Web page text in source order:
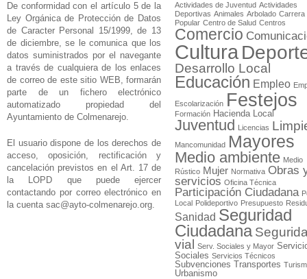
De conformidad con el artículo 5 de la
Ley Orgánica de Protección de Datos
de Caracter Personal 15/1999, de 13
de diciembre, se le comunica que los
datos suministrados por el navegante
a través de cualquiera de los enlaces
de correo de este sitio WEB, formarán
parte de un fichero electrónico
automatizado propiedad del
Ayuntamiento de Colmenarejo.
El usuario dispone de los derechos de
acceso, oposición, rectificación y
cancelación previstos en el Art. 17 de
la LOPD que puede ejercer
contactando por correo electrónico en
la cuenta sac@ayto-colmenarejo.org.
Actividades de Juventud Actividades
Deportivas Animales Arbolado Carrera
Popular Centro de Salud Centros
Comercio
Cultura
Desarrollo Local
Educación Empleo
Escolarización Festejos
Formación Hacienda Local
Juventud Licencias
Mancomunidad Mayores
Medio ambiente Medio
Rústico Mujer Normativa Obras
servicios Oficina Técnica
Participación Ciudadana
Local Polideportivo Presupuesto
Sanidad Seguridad
Ciudadana
vial
Serv. Sociales y Mayor
Sociales Servicios Técnicos
Subvenciones Transportes
Urbanismo